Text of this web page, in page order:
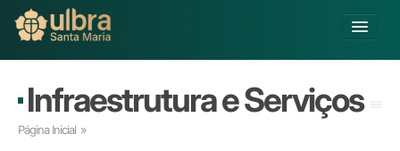
Buscar
Infraestrutura e Serviços
Página Inicial »